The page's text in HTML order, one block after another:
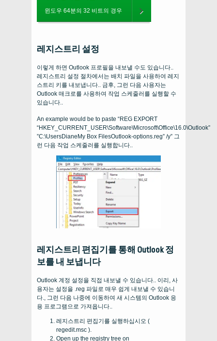
윈도우 64분의 32 비트의 경우
레지스트리 설정
이렇게 하면 Outlook 프로필을 내보낼 수도 있습니다..
레지스트리 설정 절차에서는 배치 파일을 사용하여 레지
스트리 키를 내보냅니다.. 금후, 그런 다음 사용자는
Outlook 매크로를 사용하여 작업 스케줄러를 실행할 수
있습니다..
An example would be to paste “REG EXPORT
“HKEY_CURRENT_USER\Software\Microsoft\Office\16.0\Outlook”
”C:\UsersDianeMy Box FilesOutlook-options.reg” /y” 그
런 다음 작업 스케줄러를 실행합니다..
레지스트리 편집기를 통해 Outlook 정
보를 내 보냅니다
Outlook 계정 설정을 직접 내보낼 수 있습니다.. 이리, 사
용자는 설정을 .reg 파일로 매우 쉽게 내보낼 수 있습니
다., 그런 다음 나중에 이동하여 새 시스템의 Outlook 응
용 프로그램으로 가져옵니다..
레지스트리 편집기를 실행하십시오 (
regedit.msc ).
Open up the registry tree on